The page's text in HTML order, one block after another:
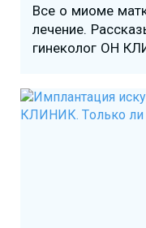
Все о миоме
лечение.
гинеколог ОН